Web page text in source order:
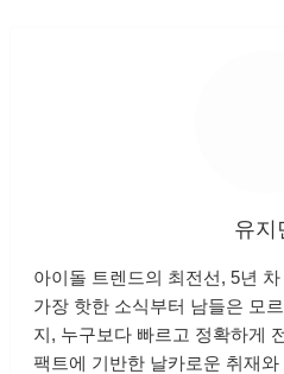
유지
아이돌 트렌드의 최전선, 5년
가장 핫한 소식부터 남들은 모
지, 누구보다 빠르고 정확하게
팩트에 기반한 날카로운 취재